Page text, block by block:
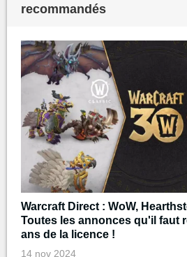
recommandés
Warcraft Direct : WoW,
Toutes les annonces qu'il faut
ans de la licence !
14 nov 2024